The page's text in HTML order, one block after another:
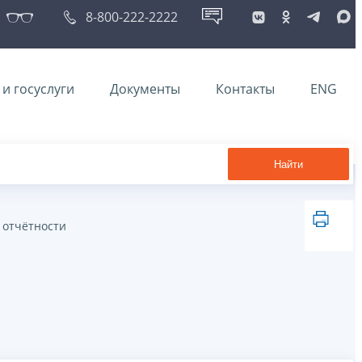
8-800-222-2222
госуслуги Документы Контакты ENG
Найти